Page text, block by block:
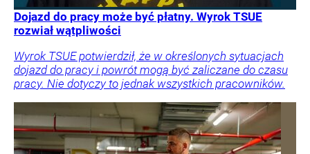
Dojazd do pracy może być płatny. Wyrok TSUE
rozwiał wątpliwości
Wyrok TSUE potwierdził, że w określonych sytuacjach
dojazd do pracy i powrót mogą być zaliczane do czasu
pracy. Nie dotyczy to jednak wszystkich pracowników.